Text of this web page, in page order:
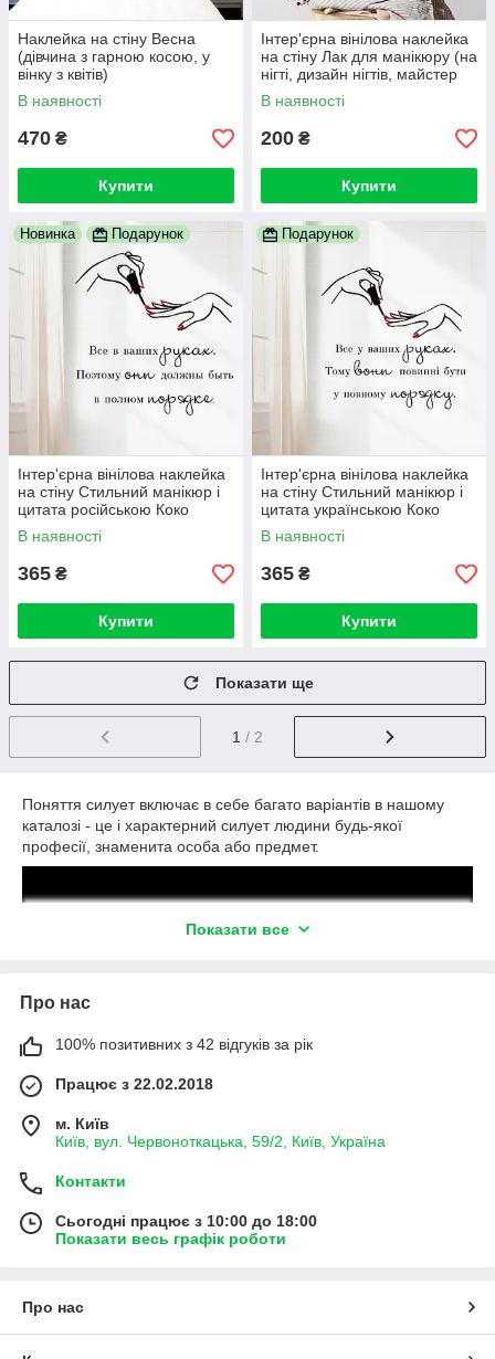
Наклейка на стіну Весна
(дівчина з гарною косою, у
вінку з квітів)
В наявності
470 ₴
Купити
Інтер'єрна вінілова наклейка
на стіну Лак для манікюру (на
нігті, дизайн нігтів, майстер
манікюру)
В наявності
200 ₴
Купити
Новинка Подарунок
Інтер'єрна вінілова наклейка
на стіну Стильний манікюр і
цитата російською Коко
Шанель
В наявності
365 ₴
Купити
Подарунок
Інтер'єрна вінілова наклейка
на стіну Стильний манікюр і
цитата українською Коко
Шанель
В наявності
365 ₴
Купити
Показати ще
1 / 2
Поняття силует включає в себе багато варіантів в нашому
каталозі - це і характерний силует людини будь-якої
професії, знаменита особа або предмет.
Показати все
Про нас
100% позитивних з 42 відгуків за рік
Працює з 22.02.2018
м. Київ
Київ, вул. Червоноткацька, 59/2, Київ, Україна
Контакти
Сьогодні працює з 10:00 до 18:00
Показати весь графік роботи
Про нас